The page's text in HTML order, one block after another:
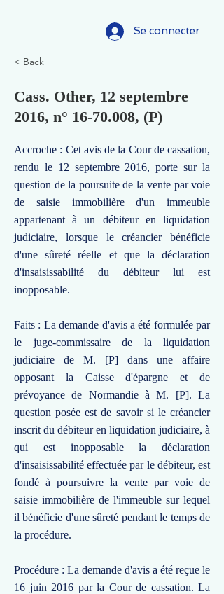
Se connecter
< Back
Cass. Other, 12 septembre
2016, n° 16-70.008, (P)
Accroche : Cet avis de la Cour de cassation,
rendu le 12 septembre 2016, porte sur la
question de la poursuite de la vente par voie
de saisie immobilière d'un immeuble
appartenant à un débiteur en liquidation
judiciaire, lorsque le créancier bénéficie
d'une sûreté réelle et que la déclaration
d'insaisissabilité du débiteur lui est
inopposable.
Faits : La demande d'avis a été formulée par
le juge-commissaire de la liquidation
judiciaire de M. [P] dans une affaire
opposant la Caisse d'épargne et de
prévoyance de Normandie à M. [P]. La
question posée est de savoir si le créancier
inscrit du débiteur en liquidation judiciaire, à
qui est inopposable la déclaration
d'insaisissabilité effectuée par le débiteur, est
fondé à poursuivre la vente par voie de
saisie immobilière de l'immeuble sur lequel
il bénéficie d'une sûreté pendant le temps de
la procédure.
Procédure : La demande d'avis a été reçue le
16 juin 2016 par la Cour de cassation. La